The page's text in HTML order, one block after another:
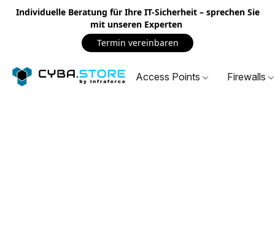
Individuelle Beratung für Ihre IT-Sicherheit – sprechen Sie
mit unseren Experten
Termin vereinbaren
Access Points Firewalls